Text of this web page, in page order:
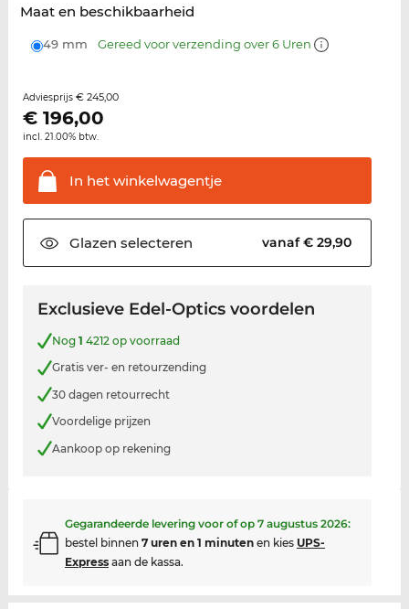
Maat en beschikbaarheid
49 mm Gereed voor verzending over 6 Uren
Adviesprijs € 245,00
€ 196,00
incl. 21.00% btw.
In hetwinkelwagentje
Glazen selecteren vanaf € 29,90
Exclusieve Edel-Optics voordelen
Nog 1 4212 op voorraad
Gratis ver- en retourzending
30 dagen retourrecht
Voordelige prijzen
Aankoop op rekening
Gegarandeerde levering voor of op 7 augustus 2026:
bestel binnen 7 uren en 1 minutenen kies UPS-
Expressaan de kassa.